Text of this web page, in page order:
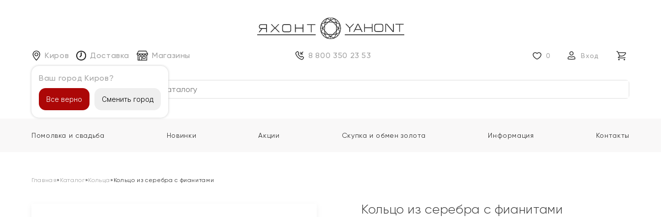
Киров
Ваш город Киров?
Все верно Сменить город
Доставка Магазины 8 800 350 23 53 0 Вход
Каталог
Помолвка и свадьба Новинки Акции Скупка и обмен золота Информация Контакты
Главная» Каталог»Кольца » Кольцо из серебра с фианитами
Кольцо из серебра с фианитами